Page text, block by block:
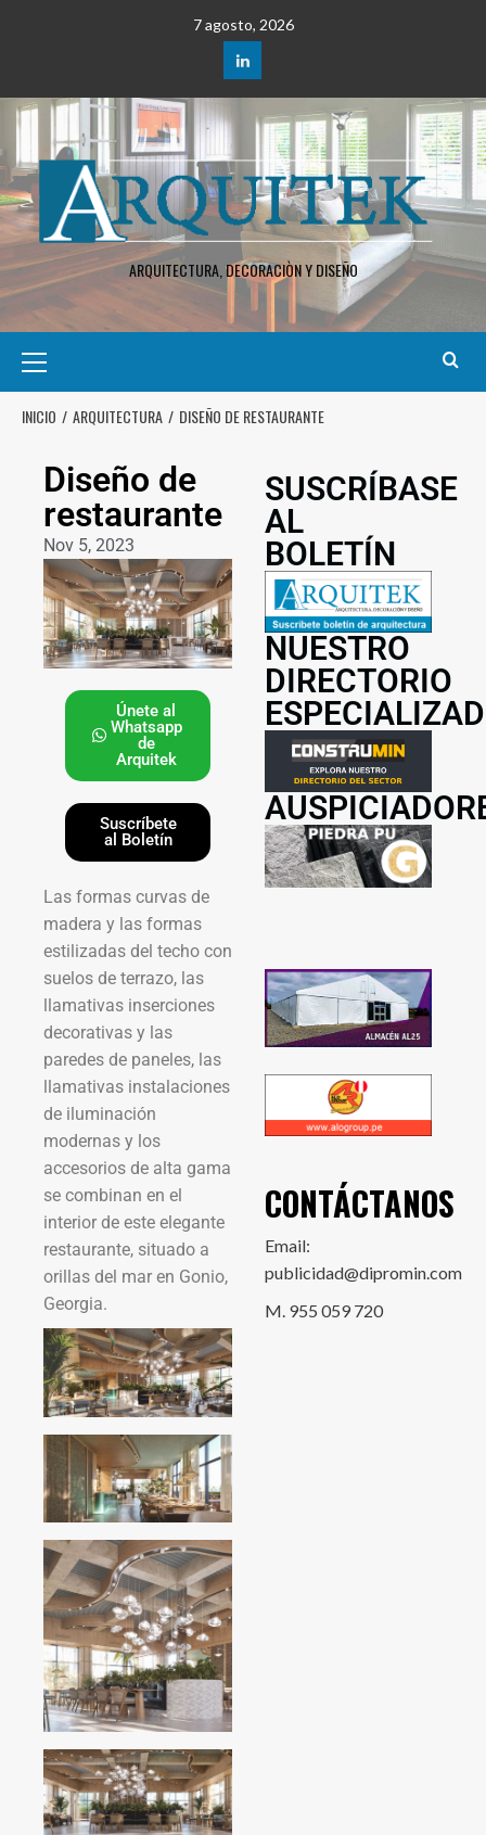
7 agosto, 2026
ARQUITECTURA, DECORACIÒN Y DISEÑO
INICIO ARQUITECTURA DISEÑO DE RESTAURANTE
Diseño de
restaurante
Nov 5, 2023
Únete al
Whatsapp
de
Arquitek
Suscríbete
al Boletín
Las formas curvas de
madera y las formas
estilizadas del techo con
suelos de terrazo, las
llamativas inserciones
decorativas y las
paredes de paneles, las
llamativas instalaciones
de iluminación
modernas y los
accesorios de alta gama
se combinan en el
interior de este elegante
restaurante, situado a
orillas del mar en Gonio,
Georgia.
SUSCRÍBASE
AL
BOLETÍN
NUESTRO
DIRECTORIO
CONTÁCTANOS
Email:
publicidad@dipromin.com
M. 955 059 720